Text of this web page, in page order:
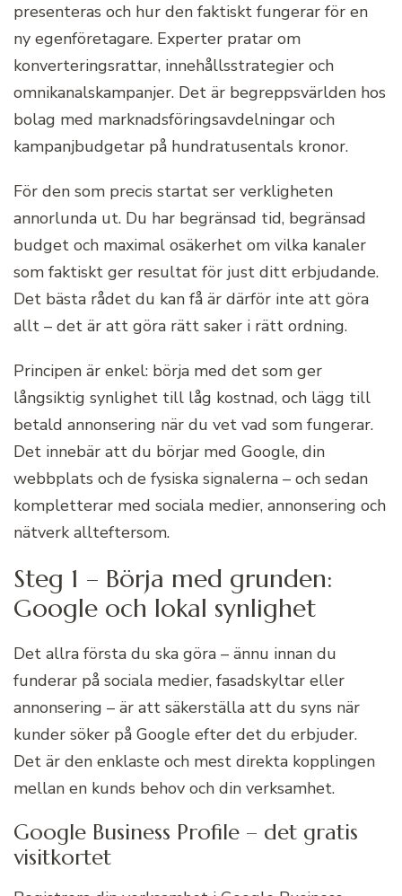
presenteras och hur den faktiskt fungerar för en
ny egenföretagare. Experter pratar om
konverteringsrattar, innehållsstrategier och
omnikanalskampanjer. Det är begreppsvärlden hos
bolag med marknadsföringsavdelningar och
kampanjbudgetar på hundratusentals kronor.
För den som precis startat ser verkligheten
annorlunda ut. Du har begränsad tid, begränsad
budget och maximal osäkerhet om vilka kanaler
som faktiskt ger resultat för just ditt erbjudande.
Det bästa rådet du kan få är därför inte att göra
allt – det är att göra rätt saker i rätt ordning.
Principen är enkel: börja med det som ger
långsiktig synlighet till låg kostnad, och lägg till
betald annonsering när du vet vad som fungerar.
Det innebär att du börjar med Google, din
webbplats och de fysiska signalerna – och sedan
kompletterar med sociala medier, annonsering och
nätverk allteftersom.
Steg 1 – Börja med grunden:
Google och lokal synlighet
Det allra första du ska göra – ännu innan du
funderar på sociala medier, fasadskyltar eller
annonsering – är att säkerställa att du syns när
kunder söker på Google efter det du erbjuder.
Det är den enklaste och mest direkta kopplingen
mellan en kunds behov och din verksamhet.
Google Business Profile – det gratis
visitkortet